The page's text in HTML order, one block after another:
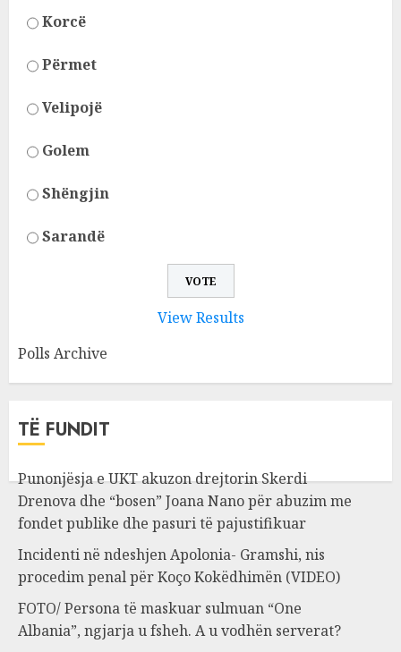
Korcë
Përmet
Velipojë
Golem
Shëngjin
Sarandë
View Results
Polls Archive
TË FUNDIT
Punonjësja e UKT akuzon drejtorin Skerdi
Drenova dhe “bosen” Joana Nano për abuzim me
fondet publike dhe pasuri të pajustifikuar
Incidenti në ndeshjen Apolonia- Gramshi, nis
procedim penal për Koço Kokëdhimën (VIDEO)
FOTO/ Persona të maskuar sulmuan “One
Albania”, ngjarja u fsheh. A u vodhën serverat?